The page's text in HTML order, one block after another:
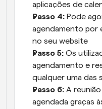
aplicações de
Passo 4: Pode
agendamento por
no seu website
Passo 5: Os
agendamento e
qualquer uma das
Passo 6: A
agendada graças